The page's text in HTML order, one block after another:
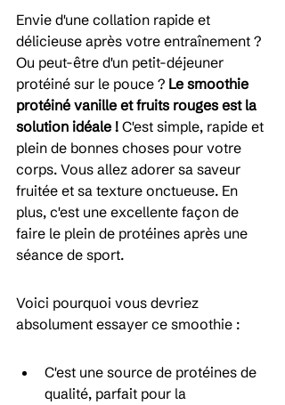
Envie d'une collation rapide et
délicieuse après votre entraînement ?
Ou peut-être d'un petit-déjeuner
protéiné sur le pouce ? Le smoothie
protéiné vanille et fruits rouges est la
solution idéale ! C'est simple, rapide et
plein de bonnes choses pour votre
corps. Vous allez adorer sa saveur
fruitée et sa texture onctueuse. En
plus, c'est une excellente façon de
faire le plein de protéines après une
séance de sport.
Voici pourquoi vous devriez
absolument essayer ce smoothie :
C'est une source de protéines de
qualité, parfait pour la